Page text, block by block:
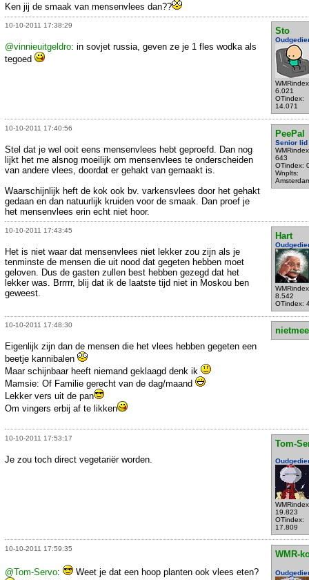
Ken jij de smaak van mensenvlees dan??
10-10-2011 17:38:29
Sto
6.021
OTindex:
14.071
@vinnieuitgeldro: in sovjet russia, geven ze je 1 fles wodka als
tegoed
10-10-2011 17:40:56
PeePal
Senior lid
643
OTindex:
Wnplts:
Stel dat je wel ooit eens mensenvlees hebt geproefd. Dan nog
lijkt het me alsnog moeilijk om mensenvlees te onderscheiden
van andere vlees, doordat er gehakt van gemaakt is.
Waarschijnlijk heft de kok ook bv. varkensvlees door het gehakt
gedaan en dan natuurlijk kruiden voor de smaak. Dan proef je
het mensenvlees erin echt niet hoor.
10-10-2011 17:43:45
Hart
8.542
OTindex:
Het is niet waar dat mensenvlees niet lekker zou zijn als je
tenminste de mensen die uit nood dat gegeten hebben moet
geloven. Dus de gasten zullen best hebben gezegd dat het
lekker was. Brrrrr, blij dat ik de laatste tijd niet in Moskou ben
geweest.
10-10-2011 17:48:30
Eigenlijk zijn dan de mensen die het vlees hebben gegeten een
beetje kannibalen
Maar schijnbaar heeft niemand geklaagd denk ik
Mamsie: Of Familie gerecht van de dag/maand
Lekker vers uit de pan
Om vingers erbij af te likken
10-10-2011 17:53:17
Tom-
19.823
OTindex:
17.809
Je zou toch direct vegetariër worden.
10-10-2011 17:59:35
WMR-
@Tom-Servo: Weet je dat een hoop planten ook vlees eten?